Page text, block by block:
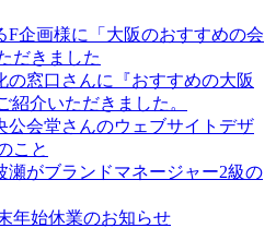
F企画様に「大阪のおすすめの会
だきました
の窓口さんに『おすすめの大阪
紹介いただきました。
公会堂さんのウェブサイトデザ
こと
瀬がブランドマネージャー2級の
年始休業のお知らせ